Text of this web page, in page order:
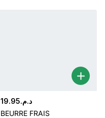
د.م.19.95
BEURRE FRAIS